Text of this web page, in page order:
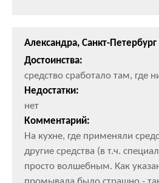
Александра, Санкт-Петербург
Достоинства:
средство сработало там, где
Недостатки:
нет
Комментарий:
На кухне, где применяли
другие средства (в т.ч.
просто волшебным. Как